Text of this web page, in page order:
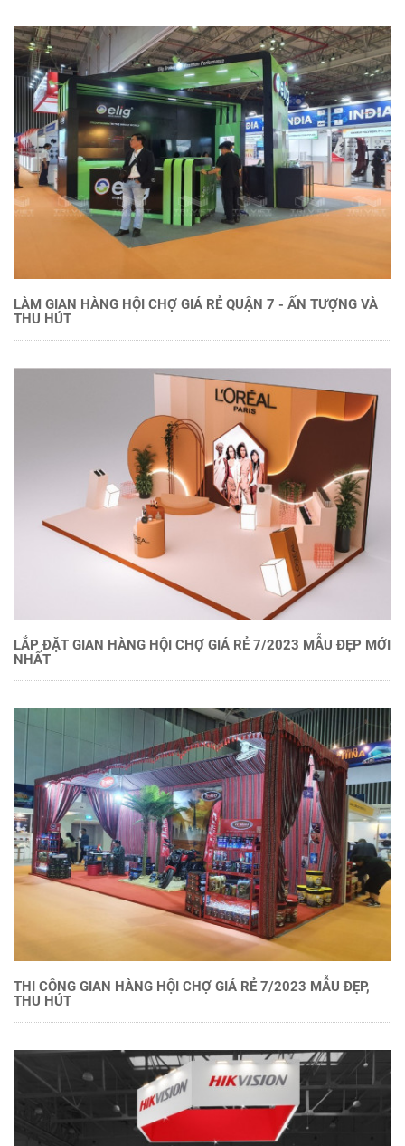
LÀM GIAN HÀNG HỘI CHỢ GIÁ RẺ QUẬN 7 - ẤN TƯỢNG VÀ
THU HÚT
LẮP ĐẶT GIAN HÀNG HỘI CHỢ GIÁ RẺ 7/2023 MẪU ĐẸP MỚI
NHẤT
THI CÔNG GIAN HÀNG HỘI CHỢ GIÁ RẺ 7/2023 MẪU ĐẸP,
THU HÚT